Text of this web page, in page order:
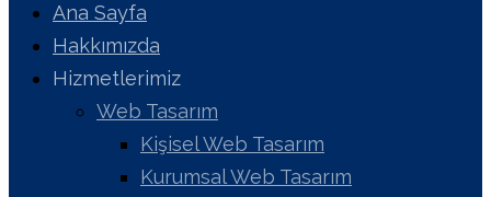
Ana Sayfa
Hakkımızda
Hizmetlerimiz
Web Tasarım
Kişisel Web Tasarım
Kurumsal Web Tasarım